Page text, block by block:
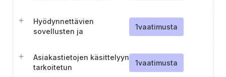
Hyödynnettävien
sovellusten ja
suorituskyvyn
varmistamisen
1vaatimusta
Asiakastietojen käsittelyyn
tarkoitetun
1vaatimusta